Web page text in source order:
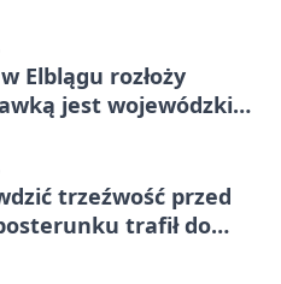
Elblągu rozłoży
jest wojewódzki
trzeźwość przed
trafił do